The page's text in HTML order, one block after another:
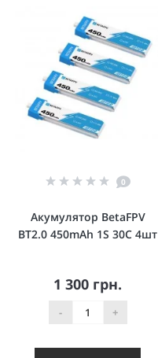
0
Акумулятор BetaFPV
BT2.0 450mAh 1S 30C 4шт
1 300 грн.
- +